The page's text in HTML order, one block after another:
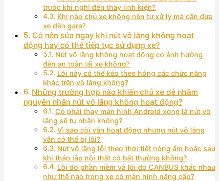
trước khi nghĩ đến thay linh kiện?
Khi nào chủ xe không nên tự xử lý mà cần đưa
xe đến gara?
Có nên sửa ngay khi nút vô lăng không hoạt
động hay có thể tiếp tục sử dụng xe?
Nút vô lăng không hoạt động có ảnh hưởng
đến an toàn lái xe không?
Lỗi này có thể kéo theo hỏng các chức năng
khác trên vô lăng không?
Những trường hợp nào khiến chủ xe dễ nhầm
nguyên nhân nút vô lăng không hoạt động?
Có phải thay màn hình Android xong là nút vô
lăng sẽ tự nhận không?
Vì sao còi vẫn hoạt động nhưng nút vô lăng
vẫn có thể bị lỗi?
Nút vô lăng lỗi theo thời tiết nóng ẩm hoặc sau
khi tháo lắp nội thất có bất thường không?
Lỗi do phần mềm và lỗi do CANBUS khác nhau
như thế nào trong xe có màn hình nâng cấp?